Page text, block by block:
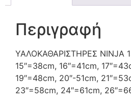
Περιγραφή
ΥΑΛΟΚΑΘΑΡΙΣΤΗΡΕΣ NINJA
15″=38cm, 16″=41cm,
19″=48cm, 20″-51cm,
23″=58cm, 24″=61cm,